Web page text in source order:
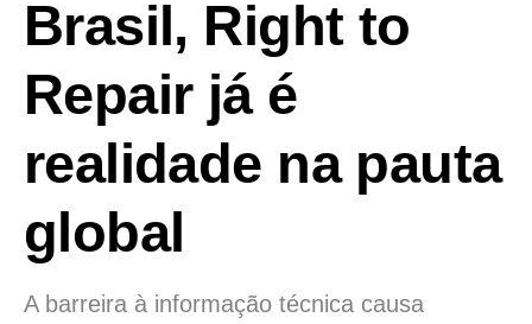
Brasil, Right to
Repair já é
realidade na pauta
global
A barreira à informação técnica causa